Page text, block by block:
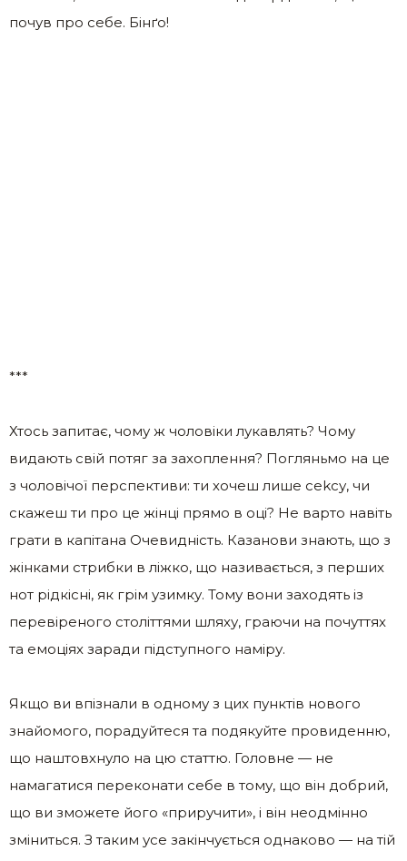
почув про себе. Бінґо!
***
Хтось запитає, чому ж чоловіки лукавлять? Чому
видають свій потяг за захоплення? Погляньмо на це
з чоловічої перспективи: ти хочеш лише сеkсу, чи
скажеш ти про це жінці прямо в оці? Не варто навіть
грати в капітана Очевидність. Казанови знають, що з
жінками стрибки в ліжко, що називається, з перших
нот рідкісні, як грім узимку. Тому вони заходять із
перевіреного століттями шляху, граючи на почуттях
та емоціях заради підступного наміру.
Якщо ви впізнали в одному з цих пунктів нового
знайомого, порадуйтеся та подякуйте провиденню,
що наштовхнуло на цю статтю. Головне — не
намагатися переконати себе в тому, що він добрий,
що ви зможете його «приручити», і він неодмінно
зміниться. З таким усе закінчується однаково — на тій